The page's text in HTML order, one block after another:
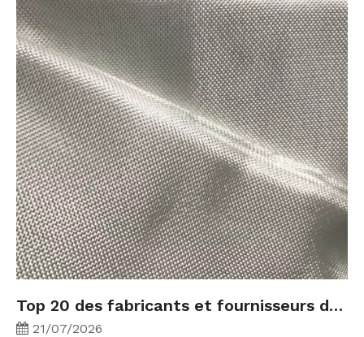
Top 20 des fabricants et fournisseurs de fibre de verre aux États-Unis pour 2026
21/07/2026